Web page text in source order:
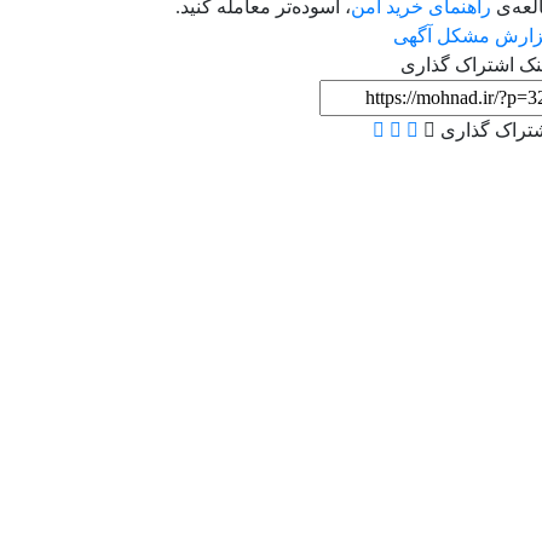
راهنمای خرید امن، آسوده‌تر معامله کنید.
مشکل آگهی
اشتراک گذاری
گذاری